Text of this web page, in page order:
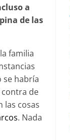
a
de las
familia
se habría
contra de
las cosas
. Nada